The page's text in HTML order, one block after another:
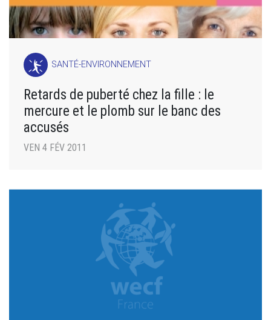
SANTÉ-ENVIRONNEMENT
Retards de puberté chez la fille : le
mercure et le plomb sur le banc des
accusés
VEN 4 FÉV 2011